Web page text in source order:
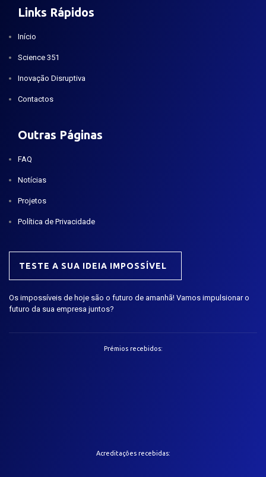
Links Rápidos
Início
Science 351
Inovação Disruptiva
Contactos
Outras Páginas
FAQ
Notícias
Projetos
Política de Privacidade
TESTE A SUA IDEIA IMPOSSÍVEL
Os impossíveis de hoje são o futuro de amanhã! Vamos impulsionar o
futuro da sua empresa juntos?
Prémios recebidos:
Acreditações recebidas: